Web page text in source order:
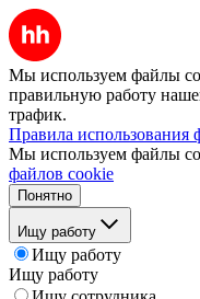
Мы используем файлы
правильную работу
трафик.
Правила использования
Мы используем файлы
файлов cookie
Понятно
Ищу работу
Ищу работу
Ищу работу